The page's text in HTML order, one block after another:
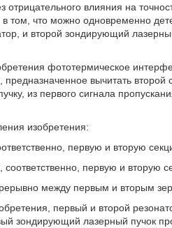
влияния на
в том, что можно одновременно
и второй зондирующий
фототермическое
вычитать второй
из первого сигнала
изобретения:
первую и вторую
первую и вторую
между первым и вторым
первый и второй
зондирующий лазерный пучок